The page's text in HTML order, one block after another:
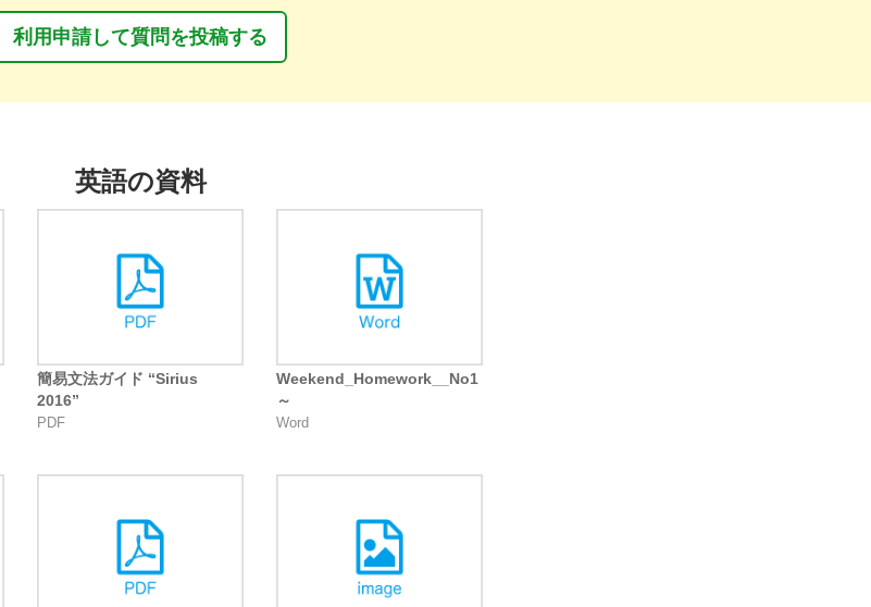
利用申請して質問を投稿する
英語の資料
簡易文法ガイド “Sirius
2016”
PDF
Weekend_Homework__No1
～
Word